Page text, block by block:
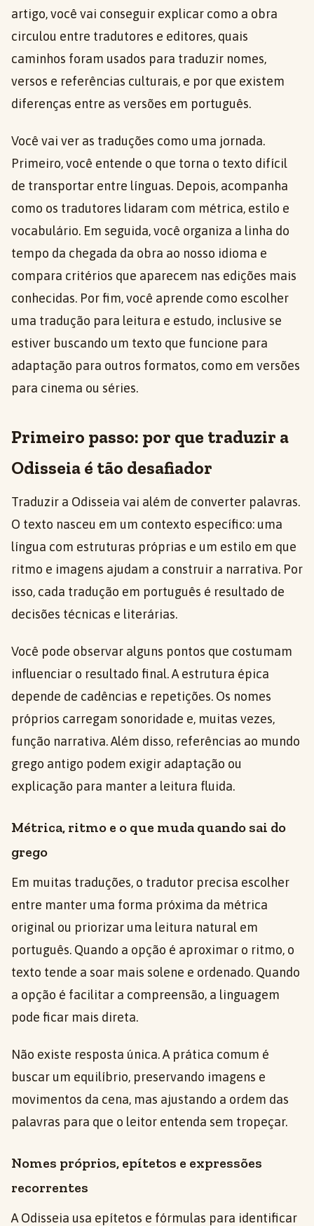
artigo, você vai conseguir explicar como a obra
circulou entre tradutores e editores, quais
caminhos foram usados para traduzir nomes,
versos e referências culturais, e por que existem
diferenças entre as versões em português.
Você vai ver as traduções como uma jornada.
Primeiro, você entende o que torna o texto difícil
de transportar entre línguas. Depois, acompanha
como os tradutores lidaram com métrica, estilo e
vocabulário. Em seguida, você organiza a linha do
tempo da chegada da obra ao nosso idioma e
compara critérios que aparecem nas edições mais
conhecidas. Por fim, você aprende como escolher
uma tradução para leitura e estudo, inclusive se
estiver buscando um texto que funcione para
adaptação para outros formatos, como em versões
para cinema ou séries.
Primeiro passo: por que traduzir a
Odisseia é tão desafiador
Traduzir a Odisseia vai além de converter palavras.
O texto nasceu em um contexto específico: uma
língua com estruturas próprias e um estilo em que
ritmo e imagens ajudam a construir a narrativa. Por
isso, cada tradução em português é resultado de
decisões técnicas e literárias.
Você pode observar alguns pontos que costumam
influenciar o resultado final. A estrutura épica
depende de cadências e repetições. Os nomes
próprios carregam sonoridade e, muitas vezes,
função narrativa. Além disso, referências ao mundo
grego antigo podem exigir adaptação ou
explicação para manter a leitura fluida.
Métrica, ritmo e o que muda quando sai do
grego
Em muitas traduções, o tradutor precisa escolher
entre manter uma forma próxima da métrica
original ou priorizar uma leitura natural em
português. Quando a opção é aproximar o ritmo, o
texto tende a soar mais solene e ordenado. Quando
a opção é facilitar a compreensão, a linguagem
pode ficar mais direta.
Não existe resposta única. A prática comum é
buscar um equilíbrio, preservando imagens e
movimentos da cena, mas ajustando a ordem das
palavras para que o leitor entenda sem tropeçar.
Nomes próprios, epítetos e expressões
recorrentes
A Odisseia usa epítetos e fórmulas para identificar